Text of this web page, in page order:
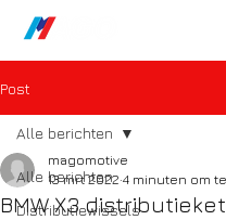
Post
Alle berichten
Distributiewissels
Alle berichten
BMW X3
magomotive
13 mrt 2022 4 minuten om